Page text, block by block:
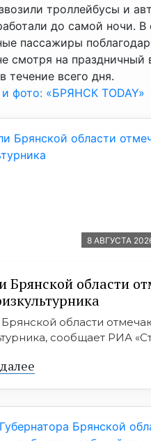
троллейбусы и
до самой ночи. В
пассажиры
смотря на праздничный
течение всего дня.
фото: «БРЯНСК TODAY»
8 АВГУСТА
Брянской области
области
сообщает РИА